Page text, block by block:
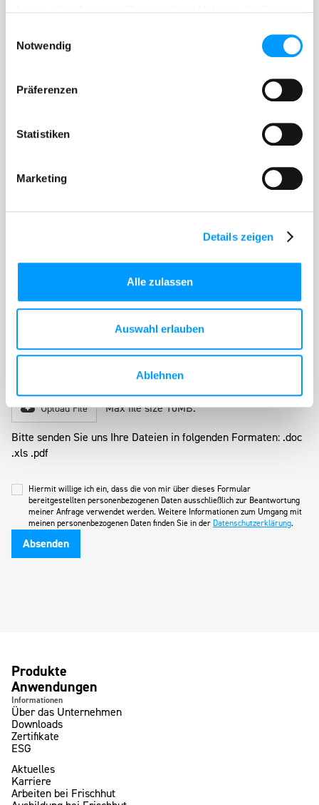
Notwendig
Präferenzen
Statistiken
Marketing
Details zeigen
Alle zulassen
Auswahl erlauben
Ablehnen
Sonstiges
Bitte senden Sie uns Ihre Dateien in folgenden Formaten: .doc
.xls .pdf
Anschreiben
Lebenslauf
Bitte senden Sie uns Ihre Dateien in folgenden Formaten: .doc
Upload File Max file size 10MB.
Bitte senden Sie uns Ihre Dateien in folgenden Formaten: .doc
.xls .pdf
Hiermit willige ich ein, dass die von mir über dieses Formular
bereitgestellten personenbezogenen Daten ausschließlich zur Beantwortung
meiner Anfrage verwendet werden. Weitere Informationen zum Umgang mit
meinen personenbezogenen Daten finden Sie in der Datenschutzerklärung.
Produkte
Anwendungen
Informationen
Über das Unternehmen
Downloads
Zertifikate
ESG
Aktuelles
Karriere
Arbeiten bei Frischhut